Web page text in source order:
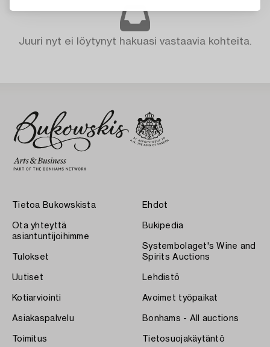
Juuri nyt ei löytynyt hakuasi vastaavia kohteita.
Tietoa Bukowskista
Ota yhteyttä
asiantuntijoihimme
Tulokset
Uutiset
Kotiarviointi
Asiakaspalvelu
Toimitus
Ehdot
Bukipedia
Systembolaget's Wine and
Spirits Auctions
Lehdistö
Avoimet työpaikat
Bonhams - All auctions
Tietosuojakäytäntö